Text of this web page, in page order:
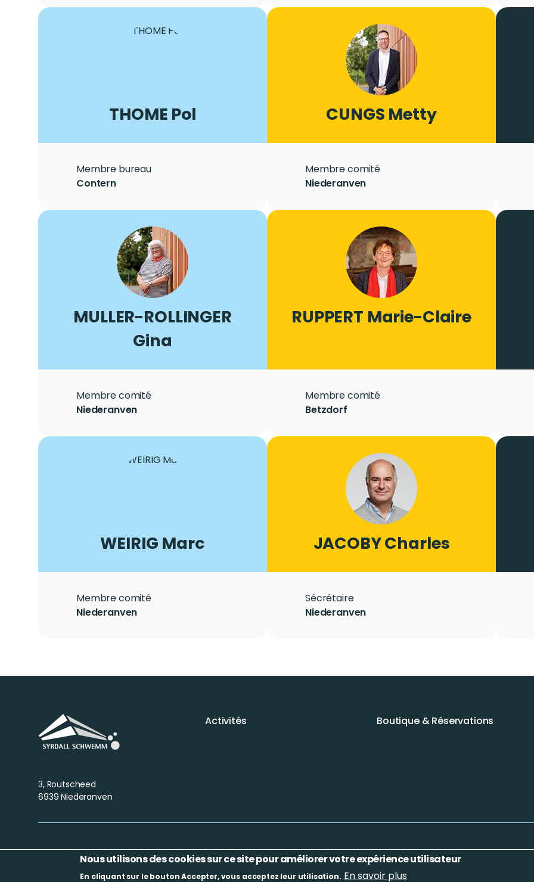
Photo
Image
LASTNAME
THOME Firstname
Pol
Role
Membre bureau
City
Contern
Photo
Image
LASTNAME
CUNGS Firstname
Metty
Role
Membre comité
City
Niederanven
Photo
Image
LASTNAME
MULLER-ROLLINGER
Firstname
Gina
Role
Membre comité
City
Niederanven
Photo
Image
LASTNAME
RUPPERT Firstname
Marie-Claire
Role
Membre comité
City
Betzdorf
Photo
Image
LASTNAME
WEIRIG Firstname
Marc
Role
Membre comité
City
Niederanven
Photo
Image
LASTNAME
JACOBYFirstname
Charles
Role
Sécrétaire
City
Niederanven
3, Routscheed
6939 Niederanven
Activités
Boutique & Réservations
ConfidentialitéProtections des données personnellesMentions légales
Nous utilisons des cookies sur ce site pour améliorer votre expérience utilisateur
En cliquant sur le bouton Accepter, vous acceptez leur utilisation. En savoir plus